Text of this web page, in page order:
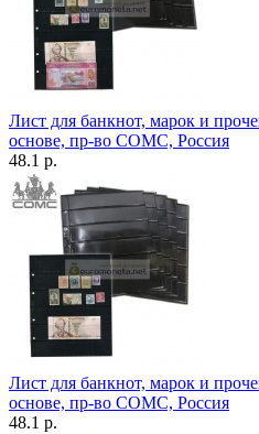
Лист для банкнот, марок и
основе, пр-во СОМС, Россия
48.1 р.
Лист для банкнот, марок и
основе, пр-во СОМС, Россия
48.1 р.